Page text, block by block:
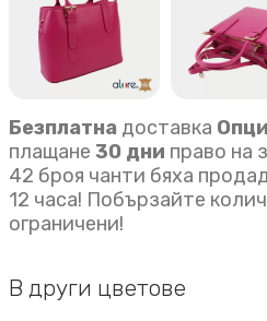
Безплатна доставка
плащане 30 дни право на
42 броя чанти бяха
12 часа! Побързайте
ограничени!
В други цветове